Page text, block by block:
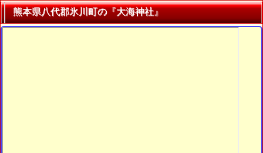
熊本県八代郡氷川町の『大海神社』